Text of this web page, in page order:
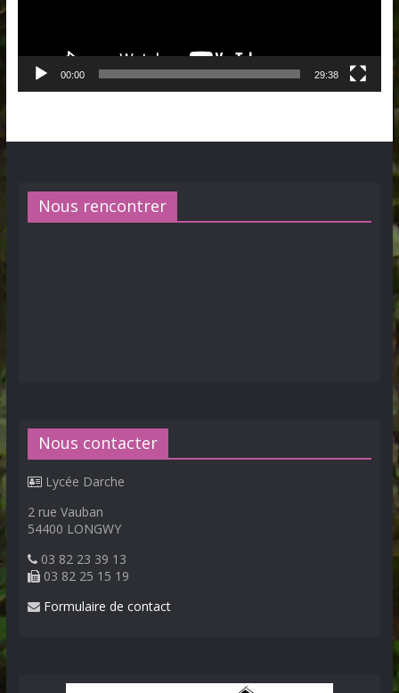
00:00 29:38
Nous rencontrer
Nous contacter
Lycée Darche
2 rue Vauban
54400 LONGWY
03 82 23 39 13
03 82 25 15 19
Formulaire de contact